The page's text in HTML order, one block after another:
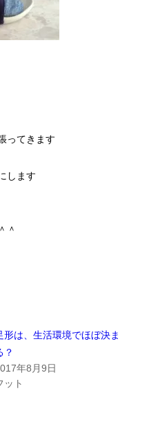
ってきます
します
＾
形は、生活環境でほぼ決ま
？
年8月9日
ット